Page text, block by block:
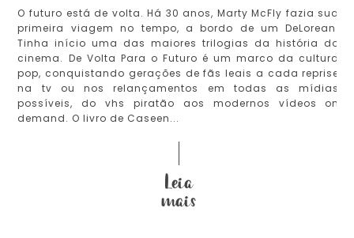
O futuro está de volta. Há 30 anos, Marty McFly fazia sua
primeira viagem no tempo, a bordo de um DeLorean.
Tinha início uma das maiores trilogias da história do
cinema. De Volta Para o Futuro é um marco da cultura
pop, conquistando gerações de fãs leais a cada reprise
na tv ou nos relançamentos em todas as mídias
possíveis, do vhs piratão aos modernos vídeos on
demand. O livro de Caseen...